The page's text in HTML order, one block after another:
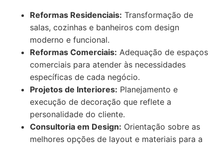
Reformas Residenciais: Transformação de
salas, cozinhas e banheiros com design
moderno e funcional.
Reformas Comerciais: Adequação de espaços
comerciais para atender às necessidades
específicas de cada negócio.
Projetos de Interiores: Planejamento e
execução de decoração que reflete a
personalidade do cliente.
Consultoria em Design: Orientação sobre as
melhores opções de layout e materiais para a